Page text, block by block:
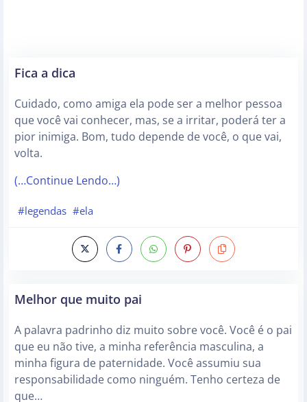
Fica a dica
Cuidado, como amiga ela pode ser a melhor pessoa
que você vai conhecer, mas, se a irritar, poderá ter a
pior inimiga. Bom, tudo depende de você, o que vai,
volta.
(…Continue Lendo…)
#legendas #ela
Melhor que muito pai
A palavra padrinho diz muito sobre você. Você é o pai
que eu não tive, a minha referência masculina, a
minha figura de paternidade. Você assumiu sua
responsabilidade como ninguém. Tenho certeza de
que…